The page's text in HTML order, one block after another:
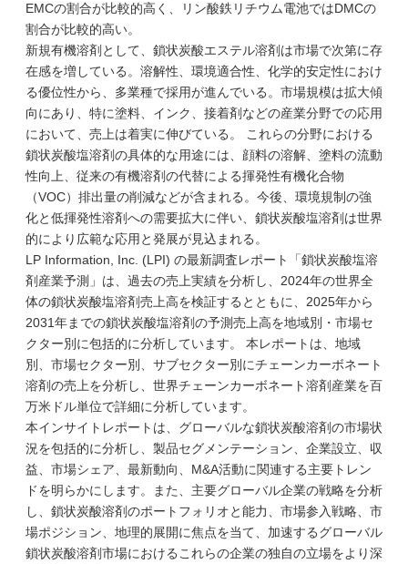
EMCの割合が比較的高く、リン酸鉄リチウム電池ではDMCの
割合が比較的高い。
新規有機溶剤として、鎖状炭酸エステル溶剤は市場で次第に存
在感を増している。溶解性、環境適合性、化学的安定性におけ
る優位性から、多業種で採用が進んでいる。市場規模は拡大傾
向にあり、特に塗料、インク、接着剤などの産業分野での応用
において、売上は着実に伸びている。 これらの分野における
鎖状炭酸塩溶剤の具体的な用途には、顔料の溶解、塗料の流動
性向上、従来の有機溶剤の代替による揮発性有機化合物
（VOC）排出量の削減などが含まれる。今後、環境規制の強
化と低揮発性溶剤への需要拡大に伴い、鎖状炭酸塩溶剤は世界
的により広範な応用と発展が見込まれる。
LP Information, Inc. (LPI) の最新調査レポート「鎖状炭酸塩溶
剤産業予測」は、過去の売上実績を分析し、2024年の世界全
体の鎖状炭酸塩溶剤売上高を検証するとともに、2025年から
2031年までの鎖状炭酸塩溶剤の予測売上高を地域別・市場セ
クター別に包括的に分析しています。 本レポートは、地域
別、市場セクター別、サブセクター別にチェーンカーボネート
溶剤の売上を分析し、世界チェーンカーボネート溶剤産業を百
万米ドル単位で詳細に分析しています。
本インサイトレポートは、グローバルな鎖状炭酸溶剤の市場状
況を包括的に分析し、製品セグメンテーション、企業設立、収
益、市場シェア、最新動向、M&A活動に関連する主要トレン
ドを明らかにします。また、主要グローバル企業の戦略を分析
し、鎖状炭酸溶剤のポートフォリオと能力、市場参入戦略、市
場ポジション、地理的展開に焦点を当て、加速するグローバル
鎖状炭酸溶剤市場におけるこれらの企業の独自の立場をより深